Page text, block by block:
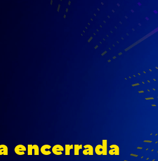
encerrada